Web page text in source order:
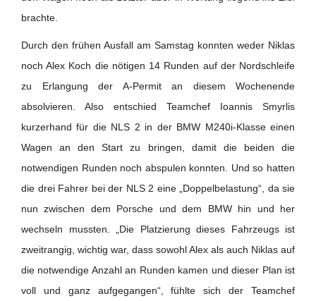
brachte.
Durch den frühen Ausfall am Samstag konnten weder Niklas
noch Alex Koch die nötigen 14 Runden auf der Nordschleife
zu Erlangung der A-Permit an diesem Wochenende
absolvieren. Also entschied Teamchef Ioannis Smyrlis
kurzerhand für die NLS 2 in der BMW M240i-Klasse einen
Wagen an den Start zu bringen, damit die beiden die
notwendigen Runden noch abspulen konnten. Und so hatten
die drei Fahrer bei der NLS 2 eine „Doppelbelastung“, da sie
nun zwischen dem Porsche und dem BMW hin und her
wechseln mussten. „Die Platzierung dieses Fahrzeugs ist
zweitrangig, wichtig war, dass sowohl Alex als auch Niklas auf
die notwendige Anzahl an Runden kamen und dieser Plan ist
voll und ganz aufgegangen“, fühlte sich der Teamchef